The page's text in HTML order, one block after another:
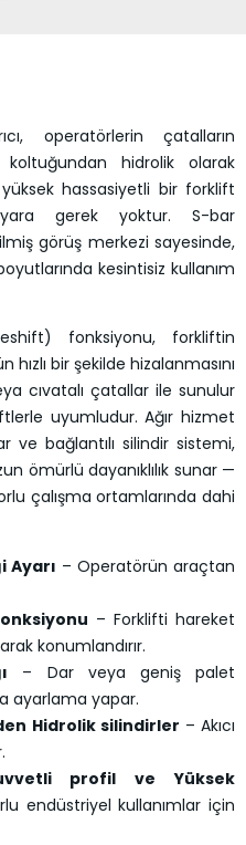
operatörlerin çatalların
hidrolik olarak
hassasiyetli bir forklift
gerek yoktur. S-bar
görüş merkezi sayesinde,
kesintisiz kullanım
fonksiyonu, forkliftin
bir şekilde hizalanmasını
cıvatalı çatallar ile sunulur
uyumludur. Ağır hizmet
ve bağlantılı silindir sistemi,
ömürlü dayanıklılık sunar —
çalışma ortamlarında dahi
Ayarı – Operatörün araçtan
– Forklifti hareket
konumlandırır.
– Dar veya geniş palet
ayarlama yapar.
Hidrolik silindirler – Akıcı
profil ve Yüksek
endüstriyel kullanımlar için